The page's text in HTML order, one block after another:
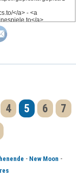
4 5 6
7
- New Moon -